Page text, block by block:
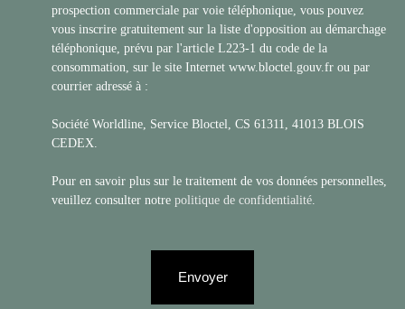
prospection commerciale par voie téléphonique, vous pouvez
vous inscrire gratuitement sur la liste d'opposition au démarchage
téléphonique, prévu par l'article L223-1 du code de la
consommation, sur le site Internet www.bloctel.gouv.fr ou par
courrier adressé à :
Société Worldline, Service Bloctel, CS 61311, 41013 BLOIS
CEDEX.
Pour en savoir plus sur le traitement de vos données personnelles,
veuillez consulter notre politique de confidentialité
Envoyer